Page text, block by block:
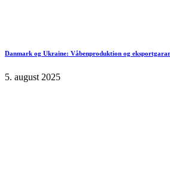
Danmark og Ukraine: Våbenproduktion og
5. august 2025